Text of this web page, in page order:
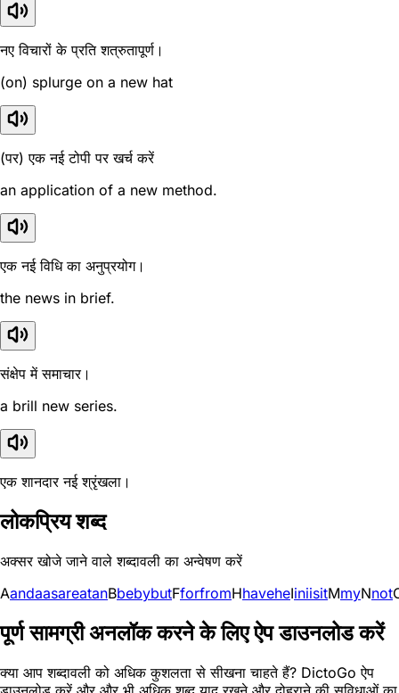
नए विचारों के प्रति शत्रुतापूर्ण।
(on) splurge on a new hat
(पर) एक नई टोपी पर खर्च करें
an application of a new method.
एक नई विधि का अनुप्रयोग।
the news in brief.
संक्षेप में समाचार।
a brill new series.
एक शानदार नई श्रृंखला।
लोकप्रिय शब्द
अक्सर खोजे जाने वाले शब्दावली का अन्वेषण करें
AandaasareatanBbebybutFforfromHhaveheIiniisitMmyNnot
पूर्ण सामग्री अनलॉक करने के लिए ऐप डाउनलोड करें
क्या आप शब्दावली को अधिक कुशलता से सीखना चाहते हैं? DictoGo ऐप